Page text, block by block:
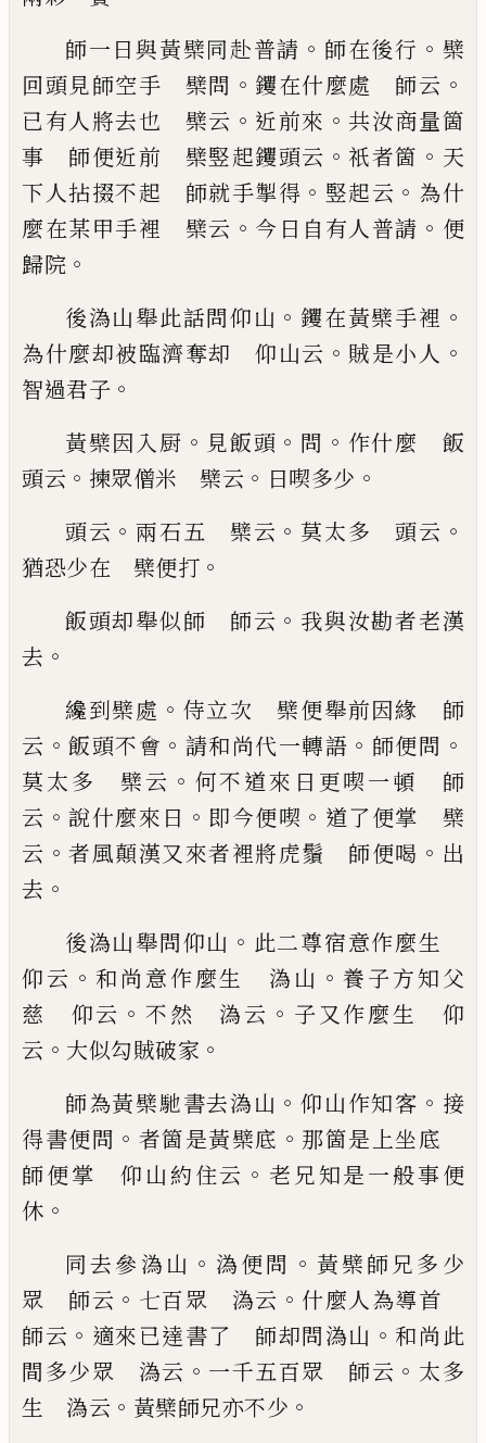
師一日與黃檗同赴普請 。 師在後行 。 檗
回頭見師空手 檗問 。 钁在什麼處 師云 。
已有人將去也 檗云 。 近前來 。共汝商量箇
事 師便近前 檗竪起钁頭云 。 祇者箇 。 天
下人拈掇不起 師就手掣得 。 竪起云 。 為什
麼在某甲手裡 檗云 。 今日自有人普請 。 便
歸院 。
後溈山舉此話問仰山 。 钁在黃檗手裡 。
為什麼却被臨濟奪却 仰山云 。 賊是小人 。
智過君子 。
黃檗因入厨 。 見飯頭 。 問 。 作什麼 飯
頭云 。 揀眾僧米 檗云 。 日喫多少 。
頭云 。兩石五 檗云 。 莫太多 頭云 。
猶恐少在 檗便打 。
飯頭却舉似師 師云 。 我與汝勘者老漢
去 。
纔到檗處 。 侍立次 檗便舉前因緣 師
云 。飯頭不會 。 請和尚代一轉語 。 師便問 。
莫太多 檗云 。 何不道來日更喫一頓 師
云 。說什麼來 日 。 即今便喫 。 道了便掌 檗
云 。者風顛漢又來者裡將虎鬚 師便喝 。 出
去 。
後溈山舉問仰山 。 此二尊宿意作麼生
仰云 。 和尚意作麼生 溈山 。養子方知父
慈 仰云 。 不然 溈云 。 子又作麼生 仰
云 。 大似勾賊破家 。
師為黃檗馳書去溈山 。仰山作知客 。 接
得書便問 。 者箇是黃檗底 。 那箇是上坐底
師便掌 仰山約住云 。 老兄知是一般事便
休 。
同去參溈山 。 溈便問 。 黃檗師兄多少
眾 師云 。 七百眾 溈云 。 什麼人為導首
師云 。 適來已達書了 師却問溈山 。 和尚此
間多少眾 溈云 。 一千五百眾 師云 。 太多
生 溈云 。 黃檗師兄亦不少 。